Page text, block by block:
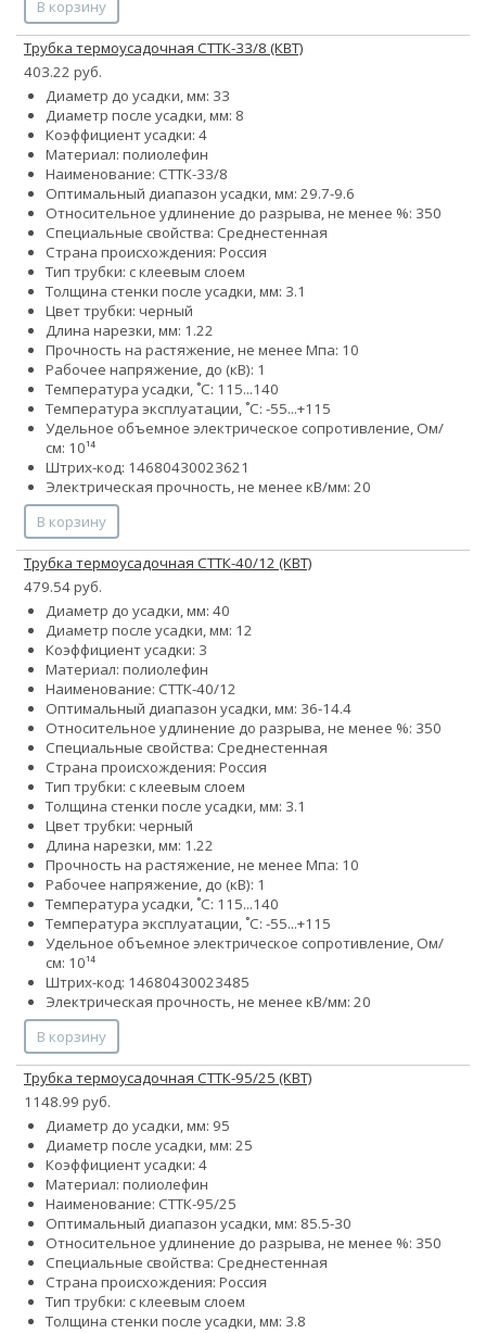
В корзину
Трубка термоусадочная СТТК-33/8 (КВТ)
403.22 руб.
Диаметр до усадки, мм: 33
Диаметр после усадки, мм: 8
Коэффициент усадки: 4
Материал: полиолефин
Наименование: СТТК-33/8
Оптимальный диапазон усадки, мм: 29.7-9.6
Относительное удлинение до разрыва, не менее %: 350
Специальные свойства: Среднестенная
Страна происхождения: Россия
Тип трубки: с клеевым слоем
Толщина стенки после усадки, мм: 3.1
Цвет трубки: черный
Длина нарезки, мм: 1.22
Прочность на растяжение, не менее Мпа: 10
Рабочее напряжение, до (кВ): 1
Температура усадки, ˚С: 115...140
Температура эксплуатации, ˚С: -55...+115
Удельное объемное электрическое сопротивление, Ом/
см: 10¹⁴
Штрих-код: 14680430023621
Электрическая прочность, не менее кВ/мм: 20
В корзину
Трубка термоусадочная СТТК-40/12 (КВТ)
479.54 руб.
Диаметр до усадки, мм: 40
Диаметр после усадки, мм: 12
Коэффициент усадки: 3
Материал: полиолефин
Наименование: СТТК-40/12
Оптимальный диапазон усадки, мм: 36-14.4
Относительное удлинение до разрыва, не менее %: 350
Специальные свойства: Среднестенная
Страна происхождения: Россия
Тип трубки: с клеевым слоем
Толщина стенки после усадки, мм: 3.1
Цвет трубки: черный
Длина нарезки, мм: 1.22
Прочность на растяжение, не менее Мпа: 10
Рабочее напряжение, до (кВ): 1
Температура усадки, ˚С: 115...140
Температура эксплуатации, ˚С: -55...+115
Удельное объемное электрическое сопротивление, Ом/
см: 10¹⁴
Штрих-код: 14680430023485
Электрическая прочность, не менее кВ/мм: 20
В корзину
Трубка термоусадочная СТТК-95/25 (КВТ)
1148.99 руб.
Диаметр до усадки, мм: 95
Диаметр после усадки, мм: 25
Коэффициент усадки: 4
Материал: полиолефин
Наименование: СТТК-95/25
Оптимальный диапазон усадки, мм: 85.5-30
Относительное удлинение до разрыва, не менее %: 350
Специальные свойства: Среднестенная
Страна происхождения: Россия
Тип трубки: с клеевым слоем
Толщина стенки после усадки, мм: 3.8